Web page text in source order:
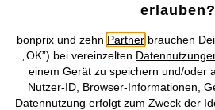
Capri-Leggings aus Baumwolle
CHF 6,95
CHF 17,95-61%
erlauben?
bonprix und zehn Partner brauchen
„OK”) bei vereinzelten
einem Gerät zu speichern und/oder
Nutzer-ID, Browser-Informationen,
Datennutzung erfolgt zum Zweck der